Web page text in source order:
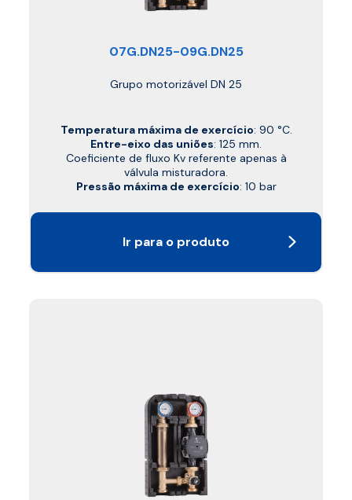
07G.DN25-09G.DN25
Grupo motorizável DN 25
Temperatura máxima de exercício: 90 °C.
Entre-eixo das uniões: 125 mm.
Coeficiente de fluxo Kv referente apenas à
válvula misturadora.
Pressão máxima de exercício: 10 bar
Ir para o produto